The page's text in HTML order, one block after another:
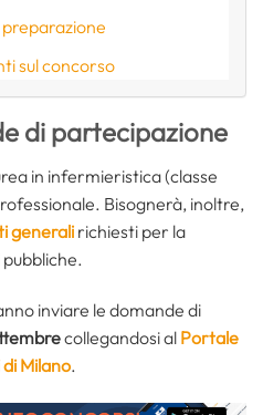
sul concorso
di partecipazione
in infermieristica (classe
Bisognerà, inoltre,
generalirichiesti per la
inviare le domande di
collegandosi al Portale
Milano.